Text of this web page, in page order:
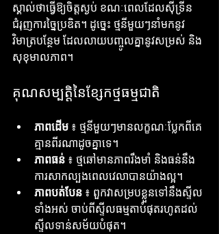
ស្គាល់ថាធ្វើឱ្យចិត្តស្ងប់ ខណៈពេលដែលស៊ីទ្រីន
ជំរុញការច្នៃប្រឌិត។ ដូច្នេះ ថ្មនីមួយៗនាំមកនូវ
វិមាត្របន្ថែម ដែលលាយបញ្ចូលគ្នានូវសម្រស់ និង
សុខុមាលភាព។
គុណសម្បត្តិនៃខ្សែកថ្មធម្មជាតិ
ភាពដើម ៖ ថ្មនីមួយៗមានលក្ខណៈប្លែកពីគេ
គ្មានពីរណាដូចគ្នាទេ។
ភាពធន់ ៖ ថ្មឆៅមានភាពរឹងមាំ និងធន់នឹង
ការសាកល្បងពេលវេលាបានយ៉ាងល្អ។
ភាពបត់បែន ៖ ពួកវាសម្របខ្លួនទៅនឹងស្ទីល
ទាំងអស់ ចាប់ពីស្ទីលធម្មតាបំផុតរហូតដល់
ស្ទីលទាន់សម័យបំផុត។